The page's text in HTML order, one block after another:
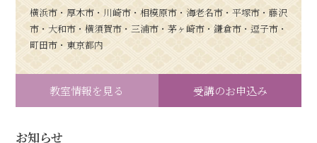
横浜市・厚木市・川崎市・相模原市・海老名市・平塚市・藤沢
市・大和市・横須賀市・三浦市・茅ヶ崎市・鎌倉市・逗子市・
町田市・東京都内
教室情報を見る 受講のお申込み
お知らせ